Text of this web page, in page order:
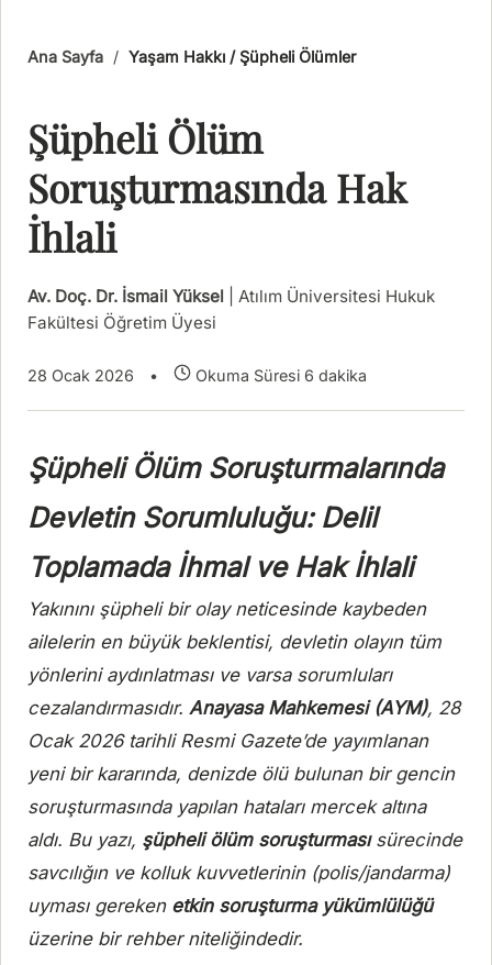
Ana Sayfa / Yaşam Hakkı / Şüpheli Ölümler
Şüpheli Ölüm
Soruşturmasında Hak
İhlali
Av. Doç. Dr. İsmail Yüksel | Atılım Üniversitesi Hukuk
Fakültesi Öğretim Üyesi
28 Ocak 2026 • Okuma Süresi 6 dakika
Şüpheli Ölüm Soruşturmalarında
Devletin Sorumluluğu: Delil
Toplamada İhmal ve Hak İhlali
Yakınını şüpheli bir olay neticesinde kaybeden
ailelerin en büyük beklentisi, devletin olayın tüm
yönlerini aydınlatması ve varsa sorumluları
cezalandırmasıdır. Anayasa Mahkemesi (AYM), 28
Ocak 2026 tarihli Resmi Gazete’de yayımlanan
yeni bir kararında, denizde ölü bulunan bir gencin
soruşturmasında yapılan hataları mercek altına
aldı. Bu yazı, şüpheli ölüm soruşturmasısürecinde
savcılığın ve kolluk kuvvetlerinin (polis/jandarma)
uyması gereken etkin soruşturma yükümlülüğü
üzerine bir rehber niteliğindedir.